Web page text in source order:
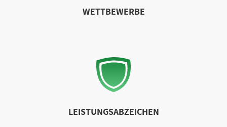
WETTBEWERBE
LEISTUNGSABZEICHEN